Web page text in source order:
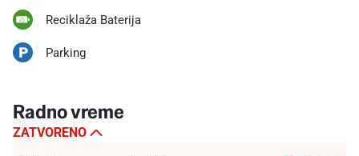
Reciklaža Baterija
Parking
Radno vreme
ZATVORENO